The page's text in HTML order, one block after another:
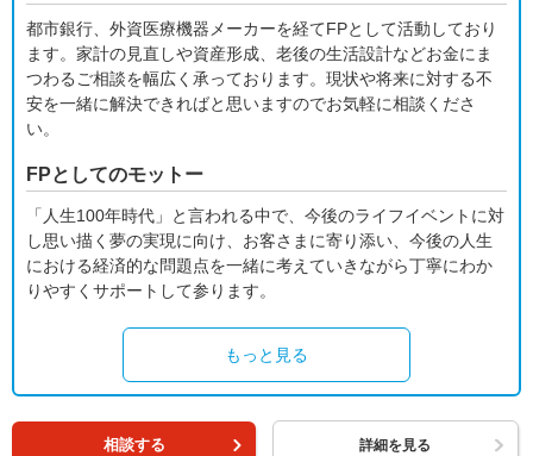
都市銀行、外資医療機器メーカーを経てFPとして活動しており
ます。家計の見直しや資産形成、老後の生活設計などお金にま
つわるご相談を幅広く承っております。現状や将来に対する不
安を一緒に解決できればと思いますのでお気軽に相談くださ
い。
FPとしてのモットー
「人生100年時代」と言われる中で、今後のライフイベントに対
し思い描く夢の実現に向け、お客さまに寄り添い、今後の人生
における経済的な問題点を一緒に考えていきながら丁寧にわか
りやすくサポートして参ります。
もっと見る
相談する 詳細を見る